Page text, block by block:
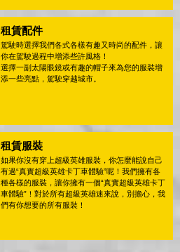
租賃配件
駕駛時選擇我們各式各樣有趣又時尚的配件，讓
你在駕駛過程中增添些許風格！
選擇一副太陽眼鏡或有趣的帽子來為您的服裝增
添一些亮點，駕駛穿越城市。
租賃服裝
如果你沒有穿上超級英雄服裝，你怎麼能說自己
有過“真實超級英雄卡丁車體驗”呢！我們擁有各
種各樣的服裝，讓你擁有一個“真實超級英雄卡丁
車體驗”！對於所有超級英雄迷來說，別擔心，我
們有你想要的所有服裝！